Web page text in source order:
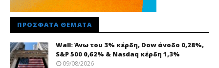
ΠΡΌΣΦΑΤΑ ΘΈΜΑΤΑ
Wall: Άνω του 3% κέρδη, Dow άνοδο 0,28%,
S&P 500 0,62% & Nasdaq κέρδη 1,3%
09/08/2026